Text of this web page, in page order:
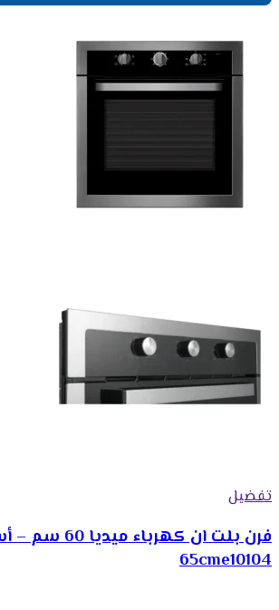
تفضيل
فرن بلت ان
65cme10104